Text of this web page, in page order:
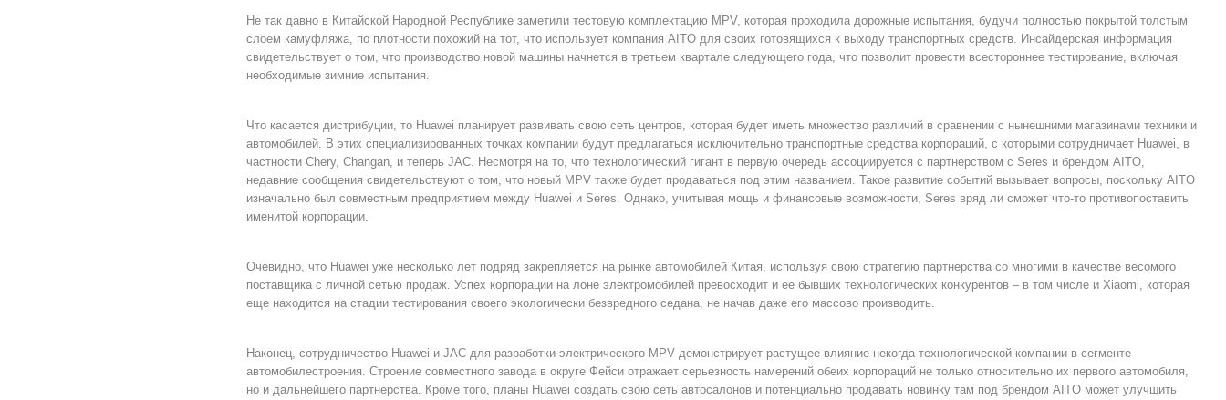
Не так давно в Китайской Народной Республике заметили тестовую комплектацию MPV, которая проходила дорожные испытания, будучи полностью покрытой толстым
слоем камуфляжа, по плотности похожий на тот, что использует компания AITO для своих готовящихся к выходу транспортных средств. Инсайдерская информация
свидетельствует о том, что производство новой машины начнется в третьем квартале следующего года, что позволит провести всестороннее тестирование, включая
необходимые зимние испытания.
Что касается дистрибуции, то Huawei планирует развивать свою сеть центров, которая будет иметь множество различий в сравнении с нынешними магазинами техники и
автомобилей. В этих специализированных точках компании будут предлагаться исключительно транспортные средства корпораций, с которыми сотрудничает Huawei, в
частности Chery, Changan, и теперь JAC. Несмотря на то, что технологический гигант в первую очередь ассоциируется с партнерством с Seres и брендом AITO,
недавние сообщения свидетельствуют о том, что новый MPV также будет продаваться под этим названием. Такое развитие событий вызывает вопросы, поскольку AITO
изначально был совместным предприятием между Huawei и Seres. Однако, учитывая мощь и финансовые возможности, Seres вряд ли сможет что-то противопоставить
именитой корпорации.
Очевидно, что Huawei уже несколько лет подряд закрепляется на рынке автомобилей Китая, используя свою стратегию партнерства со многими в качестве весомого
поставщика с личной сетью продаж. Успех корпорации на лоне электромобилей превосходит и ее бывших технологических конкурентов – в том числе и Xiaomi, которая
еще находится на стадии тестирования своего экологически безвредного седана, не начав даже его массово производить.
Наконец, сотрудничество Huawei и JAC для разработки электрического MPV демонстрирует растущее влияние некогда технологической компании в сегменте
автомобилестроения. Строение совместного завода в округе Фейси отражает серьезность намерений обеих корпораций не только относительно их первого автомобиля,
но и дальнейшего партнерства. Кроме того, планы Huawei создать свою сеть автосалонов и потенциально продавать новинку там под брендом AITO может улучшить